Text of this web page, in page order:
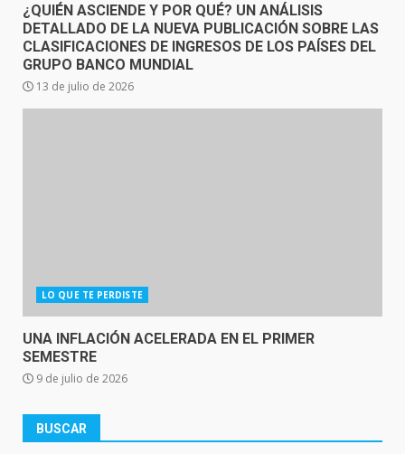
¿QUIÉN ASCIENDE Y POR QUÉ? UN ANÁLISIS
DETALLADO DE LA NUEVA PUBLICACIÓN SOBRE LAS
CLASIFICACIONES DE INGRESOS DE LOS PAÍSES DEL
GRUPO BANCO MUNDIAL
13 de julio de 2026
LO QUE TE PERDISTE
UNA INFLACIÓN ACELERADA EN EL PRIMER
SEMESTRE
9 de julio de 2026
BUSCAR